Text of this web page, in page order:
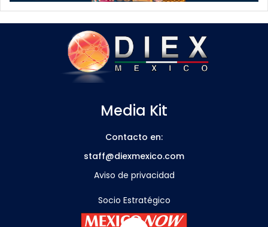
Media Kit
Contacto en:
staff@diexmexico.com
Aviso de privacidad
Socio Estratégico